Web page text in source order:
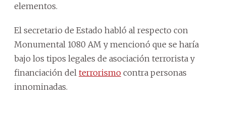
elementos.
El secretario de Estado habló al respecto con
Monumental 1080 AM y mencionó que se haría
bajo los tipos legales de asociación terrorista y
financiación del terrorismo contra personas
innominadas.